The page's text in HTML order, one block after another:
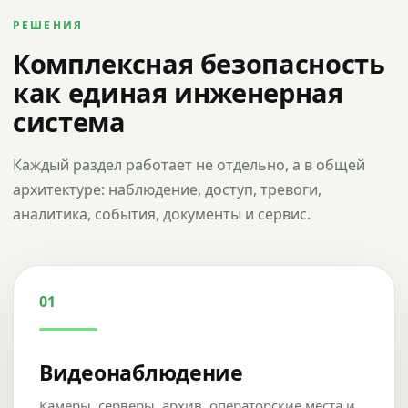
РЕШЕНИЯ
Комплексная безопасность
как единая инженерная
система
Каждый раздел работает не отдельно, а в общей
архитектуре: наблюдение, доступ, тревоги,
аналитика, события, документы и сервис.
01
Видеонаблюдение